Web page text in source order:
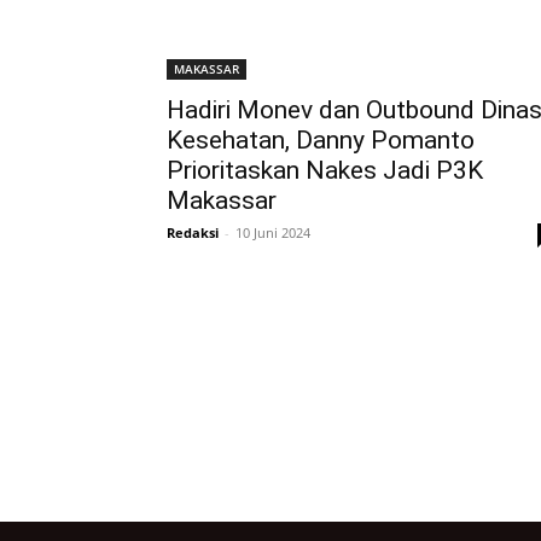
MAKASSAR
Hadiri Monev dan Outbound Dinas
Kesehatan, Danny Pomanto
Prioritaskan Nakes Jadi P3K
Makassar
Redaksi - 10 Juni 2024